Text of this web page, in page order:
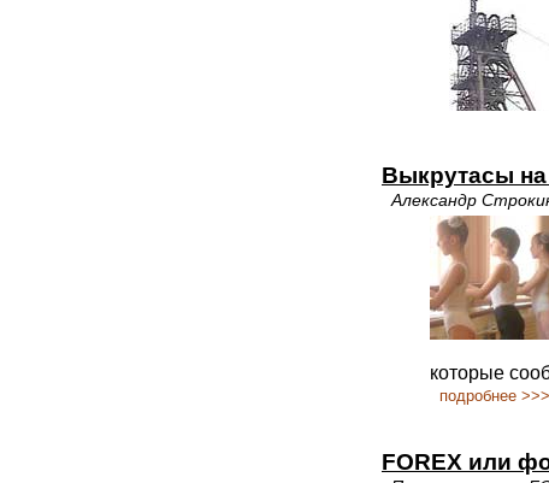
Выкрутасы на
Александр
которые
подробнее >>>
FOREX или